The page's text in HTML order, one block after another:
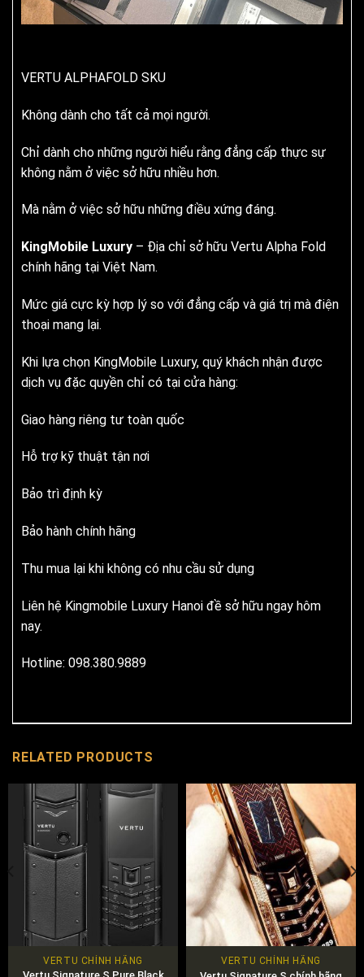
VERTU ALPHAFOLD SKU
Không dành cho tất cả mọi người.
Chỉ dành cho những người hiểu rằng đẳng cấp thực sự
không nằm ở việc sở hữu nhiều hơn.
Mà nằm ở việc sở hữu những điều xứng đáng.
KingMobile Luxury – Địa chỉ sở hữu Vertu Alpha Fold
chính hãng tại Việt Nam.
Mức giá cực kỳ hợp lý so với đẳng cấp và giá trị mà điện
thoại mang lại.
Khi lựa chọn KingMobile Luxury, quý khách nhận được
dịch vụ đặc quyền chỉ có tại cửa hàng:
Giao hàng riêng tư toàn quốc
Hỗ trợ kỹ thuật tận nơi
Bảo trì định kỳ
Bảo hành chính hãng
Thu mua lại khi không có nhu cầu sử dụng
Liên hệ Kingmobile Luxury Hanoi đề sở hữu ngay hôm
nay.
Hotline: 098.380.9889
RELATED PRODUCTS
VERTU CHÍNH HÃNG VERTU CHÍNH HÃNG